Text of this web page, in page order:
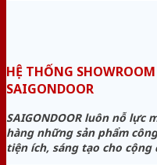
HỆ THỐNG
SAIGONDOOR
SAIGONDOOR luôn nỗ lực
hàng những sản phẩm
tiện ích, sáng tạo cho